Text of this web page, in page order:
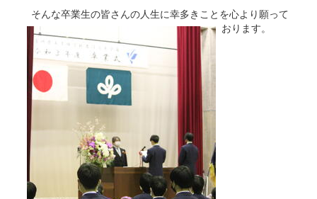
そんな卒業生の皆さんの人生に幸多きことを心より願って
おります。